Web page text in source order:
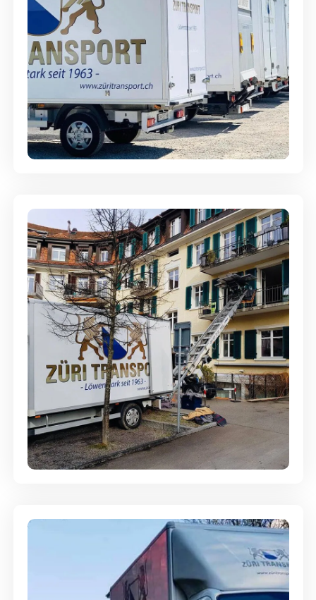
Möbellagerung - Alles sicher
aufbewahrt
Entsorgung & Räumung